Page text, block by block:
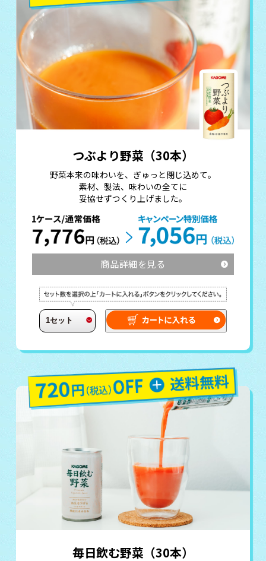
つぶより野菜（30本）
野菜本来の味わいを、ぎゅっと閉じ込めて。
素材、製法、味わいの全てに
妥協せずつくり上げました。
商品詳細を見る
毎日飲む野菜（30本）